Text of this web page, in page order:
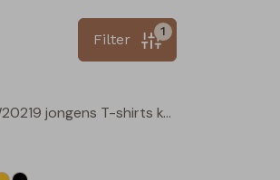
1
Filter
Biemer W20219 jongens T-shirts korte mouw Geel